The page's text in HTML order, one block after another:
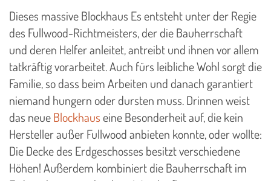
Dieses massive Blockhaus Es entsteht unter der Regie
des Fullwood-Richtmeisters, der die Bauherrschaft
und deren Helfer anleitet, antreibt und ihnen vor allem
tatkräftig vorarbeitet. Auch fürs leibliche Wohl sorgt die
Familie, so dass beim Arbeiten und danach garantiert
niemand hungern oder dursten muss. Drinnen weist
das neueBlockhaus eine Besonderheit auf, die kein
Hersteller außer Fullwood anbieten konnte, oder wollte:
Die Decke des Erdgeschosses besitzt verschiedene
Höhen! Außerdem kombiniert die Bauherrschaft im